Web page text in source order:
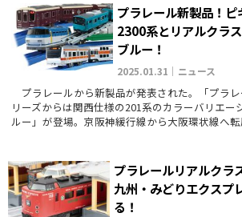
プラレール新製品！
2300系とリアルクラ
ブルー！
2025.01.31｜ニュース
プラレールから新製品が発表された。「プラ
リーズからは関西仕様の201系のカラーバリエー
ルー」が登場。京阪神緩行線から大阪環状線へ
プラレールリアルクラ
九州・みどりエクスプ
る！